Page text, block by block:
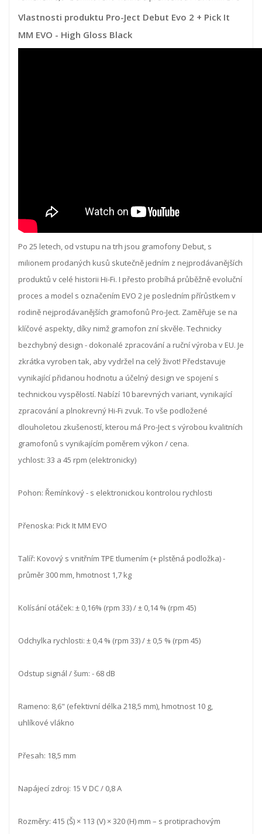
Vlastnosti produktu Pro-Ject Debut Evo 2 + Pick It
MM EVO - High Gloss Black
Po 25 letech, od vstupu na trh jsou gramofony Debut, s
milionem prodaných kusů skutečně jedním z nejprodávanějších
produktů v celé historii Hi-Fi. I přesto probíhá průběžně evoluční
proces a model s označením EVO 2 je posledním přírůstkem v
rodině nejprodávanějších gramofonů Pro-Ject. Zaměřuje se na
klíčové aspekty, díky nimž gramofon zní skvěle. Technicky
bezchybný design - dokonalé zpracování a ruční výroba v EU. Je
zkrátka vyroben tak, aby vydržel na celý život! Představuje
vynikající přidanou hodnotu a účelný design ve spojení s
technickou vyspělostí. Nabízí 10 barevných variant, vynikající
zpracování a plnokrevný Hi-Fi zvuk. To vše podložené
dlouholetou zkušeností, kterou má Pro-Ject s výrobou kvalitních
gramofonů s vynikajícím poměrem výkon / cena.
ychlost: 33 a 45 rpm (elektronicky)
Pohon: Řemínkový - s elektronickou kontrolou rychlosti
Přenoska: Pick It MM EVO
Talíř: Kovový s vnitřním TPE tlumením (+ plstěná podložka) -
průměr 300 mm, hmotnost 1,7 kg
Kolísání otáček: ± 0,16% (rpm 33) / ± 0,14 % (rpm 45)
Odchylka rychlosti: ± 0,4 % (rpm 33) / ± 0,5 % (rpm 45)
Odstup signál / šum: - 68 dB
Rameno: 8,6" (efektivní délka 218,5 mm), hmotnost 10 g,
uhlíkové vlákno
Přesah: 18,5 mm
Napájecí zdroj: 15 V DC / 0,8 A
Rozměry: 415 (Š) × 113 (V) × 320 (H) mm – s protiprachovým